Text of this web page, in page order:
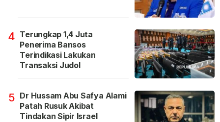
4 Terungkap 1,4 Juta
Penerima Bansos
Terindikasi Lakukan
Transaksi Judol
5 Dr Hussam Abu Safya Alami
Patah Rusuk Akibat
Tindakan Sipir Israel